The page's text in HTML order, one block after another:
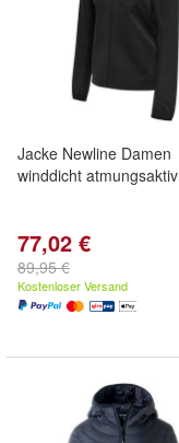
Jacke Newline Damen
winddicht atmungsaktiv
77,02 €
89,95 €
Kostenloser Versand